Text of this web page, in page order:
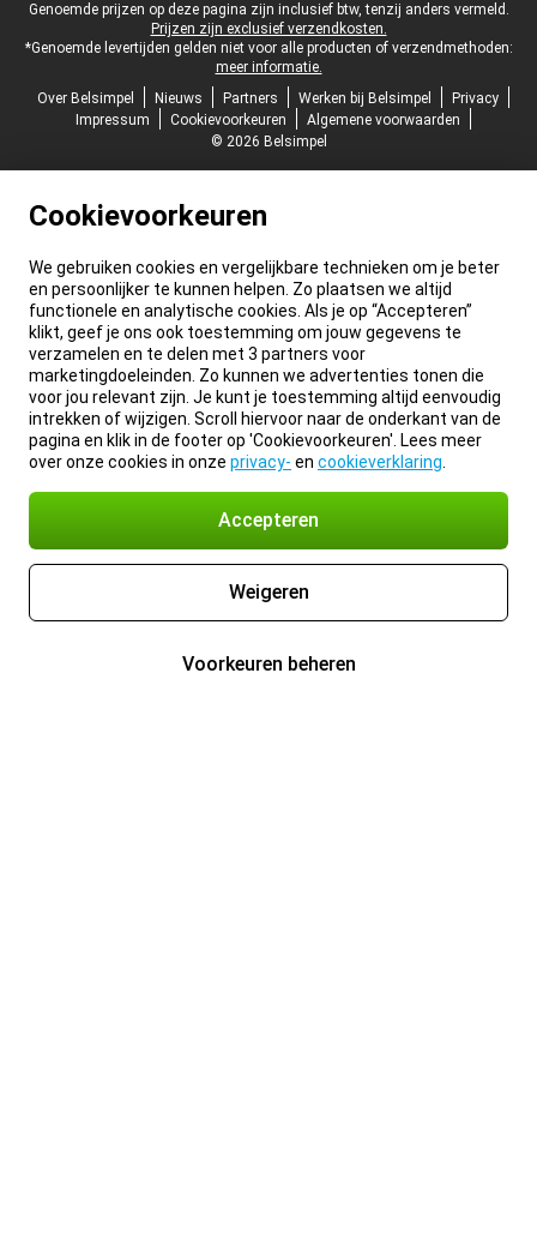
Juridische voettekst
Genoemde prijzen op deze pagina zijn inclusief btw, tenzij anders vermeld.
Prijzen zijn exclusief verzendkosten.
*Genoemde levertijden gelden niet voor alle producten of verzendmethoden:
meer informatie.
Over Belsimpel
Nieuws Partners Werken bij Belsimpel
Privacy
Impressum
Cookievoorkeuren
Algemene voorwaarden
© 2026 Belsimpel
Cookievoorkeuren
We gebruiken cookies en vergelijkbare technieken om je beter
en persoonlijker te kunnen helpen. Zo plaatsen we altijd
functionele en analytische cookies. Als je op “Accepteren”
klikt, geef je ons ook toestemming om jouw gegevens te
verzamelen en te delen met 3 partners voor
marketingdoeleinden. Zo kunnen we advertenties tonen die
voor jou relevant zijn. Je kunt je toestemming altijd eenvoudig
intrekken of wijzigen. Scroll hiervoor naar de onderkant van de
pagina en klik in de footer op 'Cookievoorkeuren'. Lees meer
over onze cookies in onze privacy- en cookieverklaring
Accepteren
Weigeren
Voorkeuren beheren